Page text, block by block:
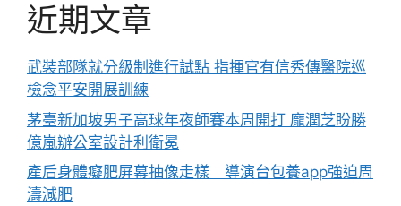
近期文章
武裝部隊就分級制進行試點 指揮官有信秀傳醫院巡
檢念平安開展訓練
茅臺新加坡男子高球年夜師賽本周開打 龐潤芝盼勝
億嵐辦公室設計利衛冕
產后身體癡肥屏幕抽像走樣 導演台包養app強迫周
濤減肥